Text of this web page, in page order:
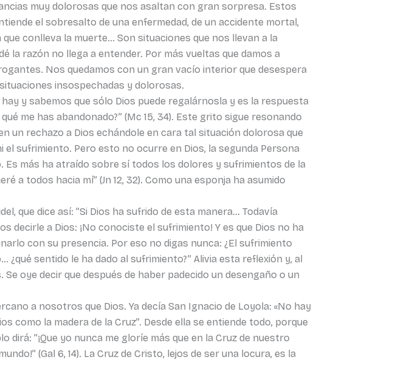
muy dolorosas que nos asaltan con gran sorpresa. Estos
el sobresalto de una enfermedad, de un accidente mortal,
conlleva la muerte… Son situaciones que nos llevan a la
la razón no llega a entender. Por más vueltas que damos a
Nos quedamos con un gran vacío interior que desespera
insospechadas y dolorosas.
y sabemos que sólo Dios puede regalárnosla y es la respuesta
me has abandonado?” (Mc 15, 34). Este grito sigue resonando
un rechazo a Dios echándole en cara tal situación dolorosa que
sufrimiento. Pero esto no ocurre en Dios, la segunda Persona
Es más ha atraído sobre sí todos los dolores y sufrimientos de la
a todos hacia mí” (Jn 12, 32). Como una esponja ha asumido
que dice así: ”Si Dios ha sufrido de esta manera… Todavía
decirle a Dios: ¡No conociste el sufrimiento! Y es que Dios no ha
con su presencia. Por eso no digas nunca: ¿El sufrimiento
¿qué sentido le ha dado al sufrimiento?” Alivia esta reflexión y, al
oye decir que después de haber padecido un desengaño o un
a nosotros que Dios. Ya decía San Ignacio de Loyola: «No hay
la madera de la Cruz”. Desde ella se entiende todo, porque
dirá: ”¡Que yo nunca me gloríe más que en la Cruz de nuestro
(Gal 6, 14). La Cruz de Cristo, lejos de ser una locura, es la